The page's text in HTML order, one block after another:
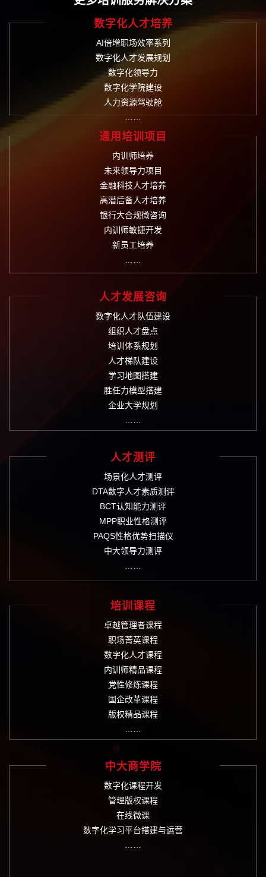
数字化人才培养
AI倍增职场效率系列
数字化人才发展规划
数字化领导力
数字化学院建设
人力资源驾驶舱
通用培训项目
内训师培养
未来领导力项目
金融科技人才培养
高潜后备人才培养
银行大合规微咨询
内训师敏捷开发
新员工培养
人才发展咨询
数字化人才队伍建设
组织人才盘点
培训体系规划
人才梯队建设
学习地图搭建
胜任力模型搭建
企业大学规划
人才测评
场景化人才测评
DTA数字人才素质测评
BCT认知能力测评
MPP职业性格测评
PAQS性格优势扫描仪
中大领导力测评
培训课程
卓越管理者课程
职场菁英课程
数字化人才课程
内训师精品课程
党性修炼课程
国企改革课程
版权精品课程
中大商学院
数字化课程开发
管理版权课程
在线微课
数字化学习平台搭建与运营